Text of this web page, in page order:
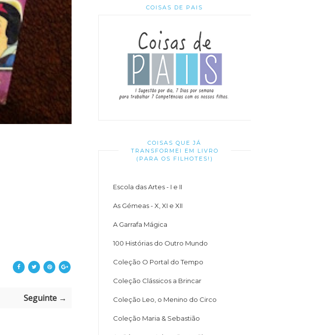
Seguinte →
COISAS DE PAIS
COISAS QUE JÁ
TRANSFORMEI EM LIVRO
(PARA OS FILHOTES!)
Escola das Artes - I e II
As Gémeas - X, XI e XII
A Garrafa Mágica
100 Histórias do Outro Mundo
Coleção O Portal do Tempo
Coleção Clássicos a Brincar
Coleção Leo, o Menino do Circo
Coleção Maria & Sebastião